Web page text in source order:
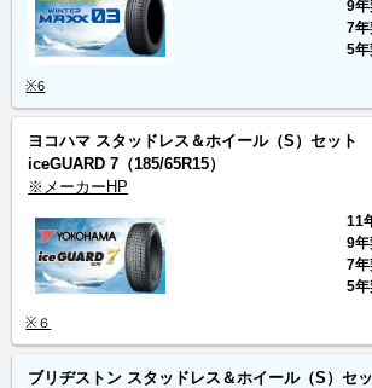
※6
9
7
5
ヨコハマ スタッドレス＆ホイール（S）セット
iceGUARD 7 （185/65R15）
※メーカーHP
※６
11
9
7
5
ブリヂストン スタッドレス＆ホイール（S）セ